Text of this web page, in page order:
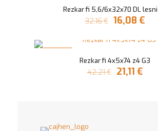
179,16 €.
Rezkar fi 5,6/6x32x70 DL
32,16€ Izvirna
je
32,16 €.
16,08€
je:
Rezkar fi 4x5x74 z4 G3
42,21€ Izvirna
21,11€